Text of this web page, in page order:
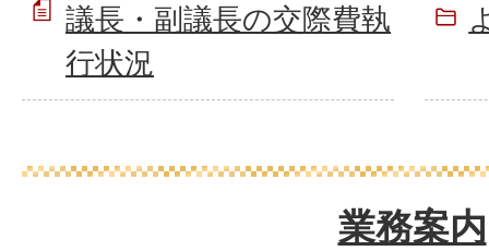
議長・副議長の交際費執
行状況
業務案内